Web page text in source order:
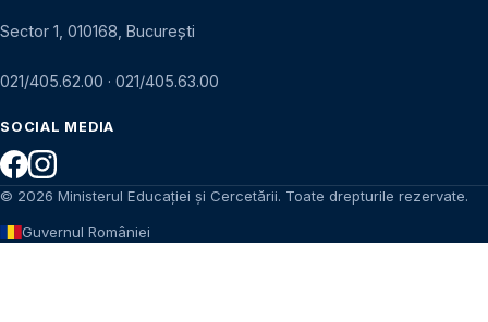
Sector 1, 010168, București
021/405.62.00 · 021/405.63.00
SOCIAL MEDIA
© 2026 Ministerul Educației și Cercetării. Toate drepturile rezervate.
Guvernul României